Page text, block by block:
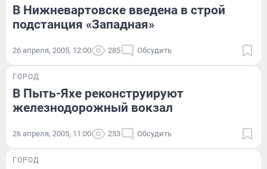
В Нижневартовске введена в строй
подстанция «Западная»
26 апреля, 2005, 12:00 285 Обсудить
ГОРОД
В Пыть-Яхе реконструируют
железнодорожный вокзал
26 апреля, 2005, 11:00 253 Обсудить
ГОРОД